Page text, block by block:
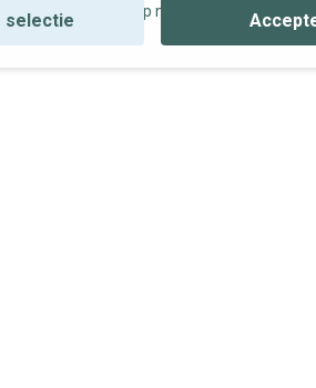
advertenties en op maat gemaakte
selectie